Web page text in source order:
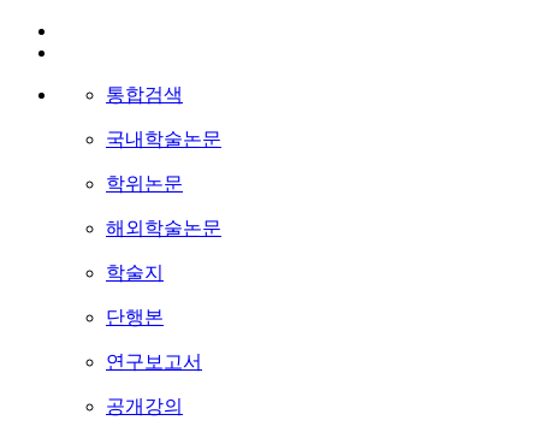
통합검색
국내학술논문
학위논문
해외학술논문
학술지
단행본
연구보고서
공개강의